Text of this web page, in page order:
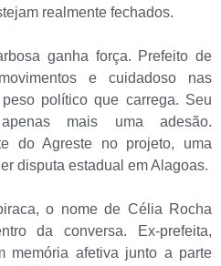
realmente fechados.
ganha força. Prefeito de
e cuidadoso nas
político que carrega. Seu
mais uma adesão.
do Agreste no projeto, uma
disputa estadual em Alagoas.
o nome de Célia Rocha
da conversa. Ex-prefeita,
memória afetiva junto a parte